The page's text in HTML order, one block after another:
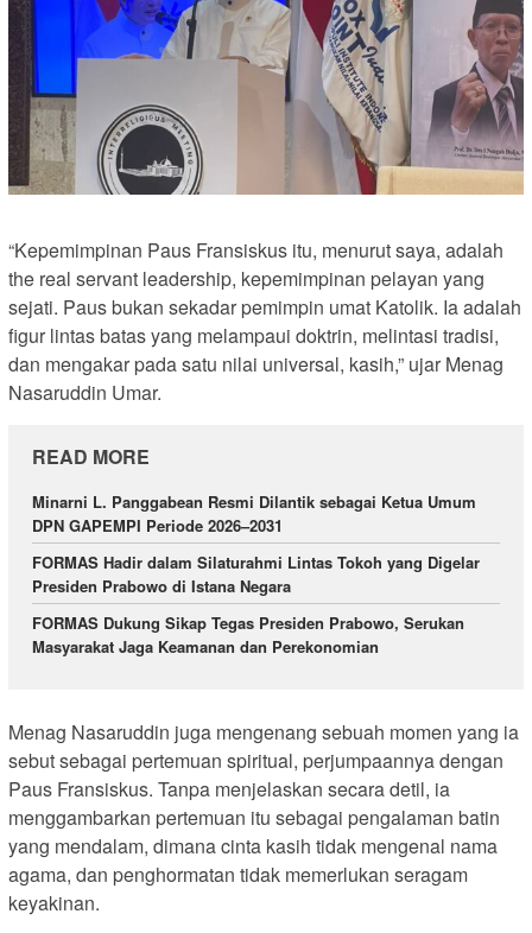
“Kepemimpinan Paus Fransiskus itu, menurut saya, adalah
the real servant leadership, kepemimpinan pelayan yang
sejati. Paus bukan sekadar pemimpin umat Katolik. Ia adalah
figur lintas batas yang melampaui doktrin, melintasi tradisi,
dan mengakar pada satu nilai universal, kasih,” ujar Menag
Nasaruddin Umar.
READ MORE
Minarni L. Panggabean Resmi Dilantik sebagai Ketua Umum
DPN GAPEMPI Periode 2026–2031
FORMAS Hadir dalam Silaturahmi Lintas Tokoh yang Digelar
Presiden Prabowo di Istana Negara
FORMAS Dukung Sikap Tegas Presiden Prabowo, Serukan
Masyarakat Jaga Keamanan dan Perekonomian
Menag Nasaruddin juga mengenang sebuah momen yang ia
sebut sebagai pertemuan spiritual, perjumpaannya dengan
Paus Fransiskus. Tanpa menjelaskan secara detil, ia
menggambarkan pertemuan itu sebagai pengalaman batin
yang mendalam, dimana cinta kasih tidak mengenal nama
agama, dan penghormatan tidak memerlukan seragam
keyakinan.